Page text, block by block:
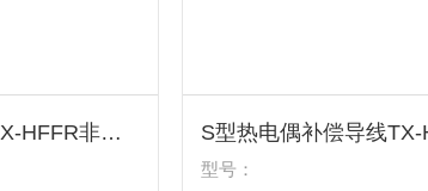
热电偶补偿软导线TX-HFFR非固定敷设20℃
型号：